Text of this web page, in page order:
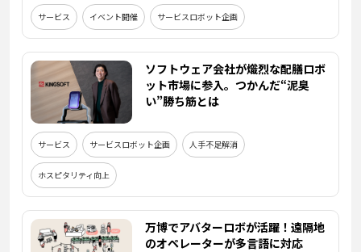
サービス イベント開催 サービスロボット企画
ソフトウェア会社が熾烈な配膳ロボ
ット市場に参入。つかんだ“泥臭
い”勝ち筋とは
サービス サービスロボット企画 人手不足解消
ホスピタリティ向上
万博でアバターロボが活躍！遠隔地
のオペレーターが多言語に対応